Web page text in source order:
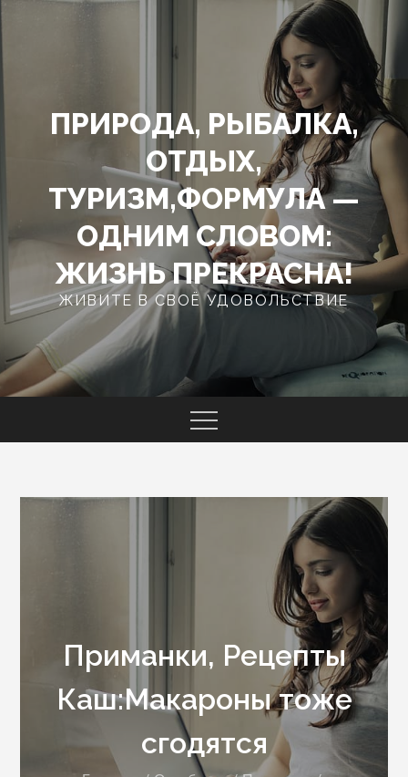
ПРИРОДА, РЫБАЛКА,
ОТДЫХ,
ТУРИЗМ,ФОРМУЛА —
ОДНИМ СЛОВОМ:
ЖИЗНЬ ПРЕКРАСНА!
ЖИВИТЕ В СВОЁ УДОВОЛЬСТВИЕ
Приманки, Рецепты
Каш:Макароны тоже
сгодятся